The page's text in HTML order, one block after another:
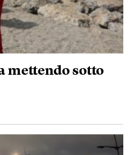
mettendo sotto